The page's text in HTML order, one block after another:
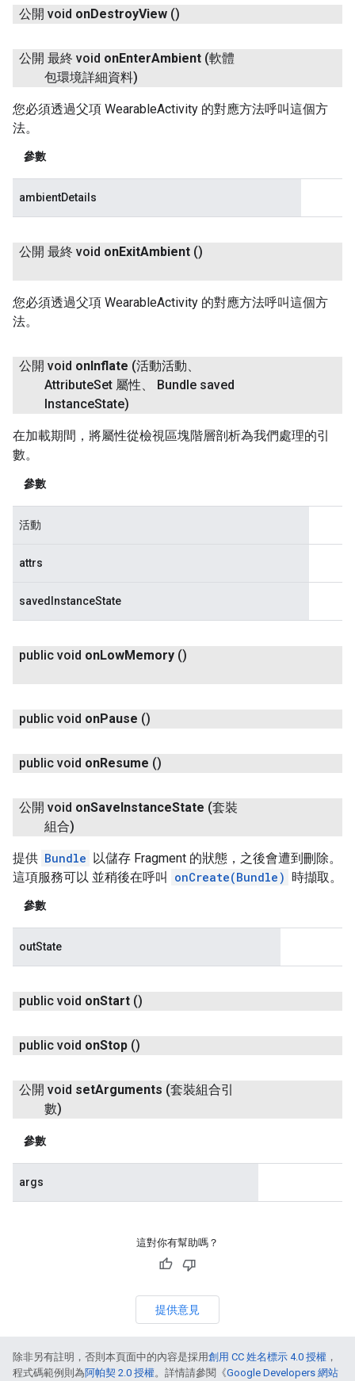
公開 void onDestroyView ()
公開 最終 void onEnterAmbient (軟體
包環境詳細資料)
您必須透過父項 WearableActivity 的對應方法呼叫這個方
法。
參數
ambientDetails
公開 最終 void onExitAmbient ()
您必須透過父項 WearableActivity 的對應方法呼叫這個方
法。
公開 void on Inflate (活動活動、
AttributeSet 屬性、 Bundle saved
InstanceState)
在加載期間，將屬性從檢視區塊階層剖析為我們處理的引
數。
參數
活動
attrs
savedInstanceState
public void onLowMemory ()
public void onPause ()
public void onResume ()
公開 void onSaveInstanceState (套裝
組合)
提供 Bundle 以儲存 Fragment 的狀態，之後會遭到刪除。
這項服務可以 並稍後在呼叫
onCreate(Bundle) 時擷取。
參數
outState
public void onStart ()
public void onStop ()
公開 void setArguments (套裝組合引
數)
參數
args
這對你有幫助嗎？
提供意見
除非另有註明，否則本頁面中的內容是採用創用 CC 姓名標示 4.0 授權 ，
程式碼範例則為阿帕契 2.0 授權。詳情請參閱《Google Developers 網站